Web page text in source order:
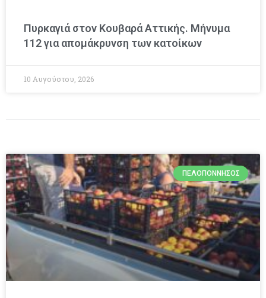
Πυρκαγιά στον Κουβαρά Αττικής. Μήνυμα
112 για απομάκρυνση των κατοίκων
10 Αυγούστου, 2026
ΠΕΛΟΠΌΝΝΗΣΟΣ